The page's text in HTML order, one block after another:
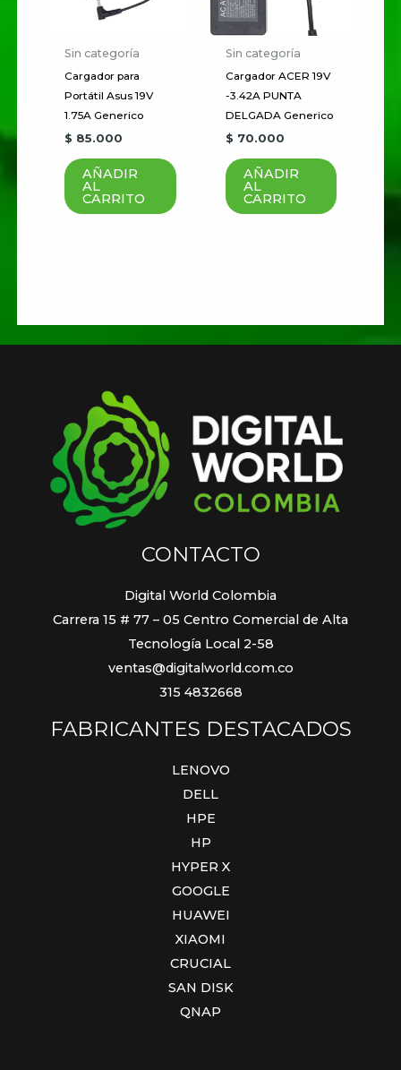
Guardar mi nombre, correo
electrónico y sitio web en este
navegador para la próxima vez
que haga un comentario.
Sin categoría
Cargador para
Portátil Asus 19V
1.75A Generico
$ 85.000
AÑADIR
AL
CARRITO
Sin categoría
Cargador ACER 19V
-3.42A PUNTA
DELGADA Generico
$ 70.000
AÑADIR
AL
CARRITO
CONTACTO
Digital World Colombia
Carrera 15 # 77 – 05 Centro Comercial de Alta
Tecnología Local 2-58
ventas@digitalworld.com.co
315 4832668
FABRICANTES DESTACADOS
LENOVO
DELL
HPE
HP
HYPER X
GOOGLE
HUAWEI
XIAOMI
CRUCIAL
SAN DISK
QNAP